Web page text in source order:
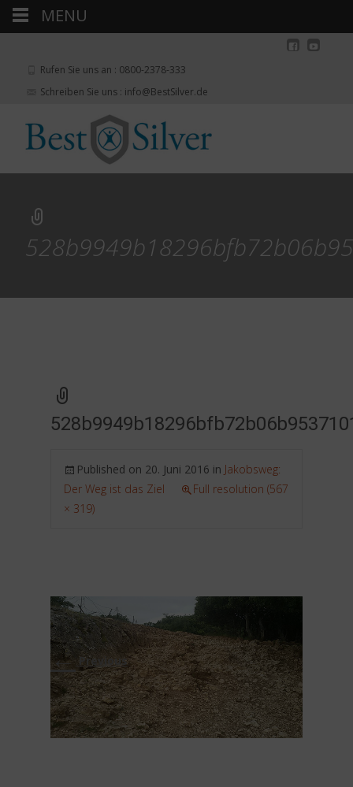
Rufen Sie uns an : 0800-2378-333
Schreiben Sie uns : info@BestSilver.de
Published on 20. Juni 2016 in Jakobsweg:
Der Weg ist das Ziel
Full resolution (567
× 319)
←Previous
MENU